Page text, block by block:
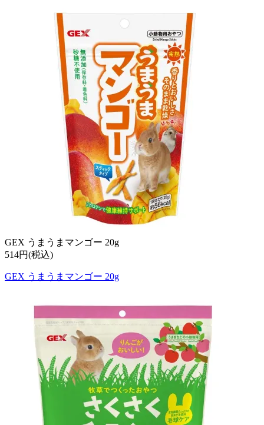
GEX うまうまマンゴー 20g
514円(税込)
GEX うまうまマンゴー 20g